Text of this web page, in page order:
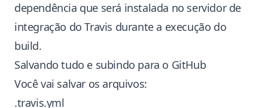
dependência que será instalada no servidor de
integração do Travis durante a execução do
build.
Salvando tudo e subindo para o GitHub
Você vai salvar os arquivos:
.travis.yml